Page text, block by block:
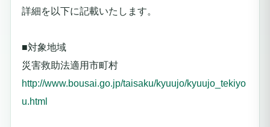
詳細を以下に記載いたします。
■対象地域
災害救助法適用市町村
http://www.bousai.go.jp/taisaku/kyuujo/kyuujo_tekiyo
u.html